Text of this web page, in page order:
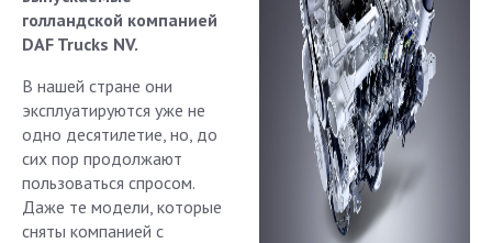
голландской компанией
DAF Trucks NV.
В нашей стране они
эксплуатируются уже не
одно десятилетие, но, до
сих пор продолжают
пользоваться спросом.
Даже те модели, которые
сняты компанией с